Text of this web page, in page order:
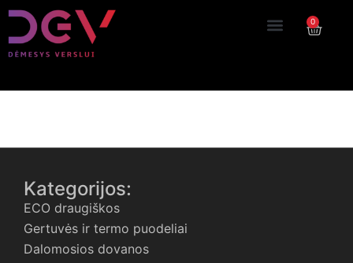
0
Kategorijos:
ECO draugiškos
Gertuvės ir termo puodeliai
Dalomosios dovanos